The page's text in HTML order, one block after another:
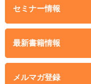
セミナー情報
最新書籍情報
メルマガ登録